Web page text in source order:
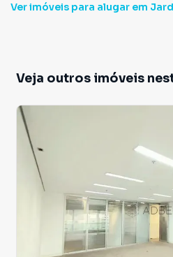
Ver imóveis para alugar em
Veja outros imóveis